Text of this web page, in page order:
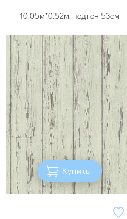
10.05м*0.52м, подгон 53см
Купить